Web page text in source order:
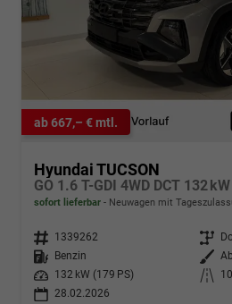
ab 667,– € mtl.
Hyundai TUCSON
sofort lieferbar Neuwagen mit
Fahrzeugnr. 1339262 Getriebe
Kraftstoff
Benzin Außenfarbe
Leistung
132 kW (179 PS) Kilometerstand
28.02.2026